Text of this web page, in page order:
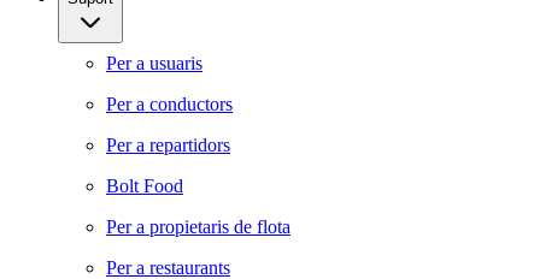
Per a usuaris
Per a conductors
Per a repartidors
Bolt Food
Per a propietaris de flota
Per a restaurants